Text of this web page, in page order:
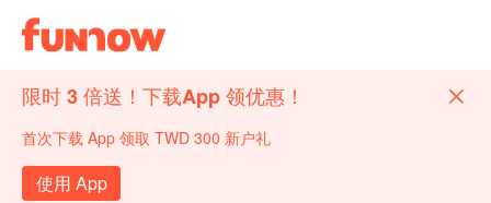
限时 3 倍送！下载App 领优惠！
首次下载 App 领取 TWD 300 新户礼
使用 App